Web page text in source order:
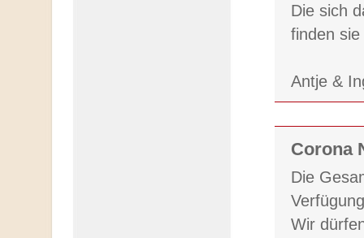
Die sich
finden sie
Antje &
Corona
Die
Wir